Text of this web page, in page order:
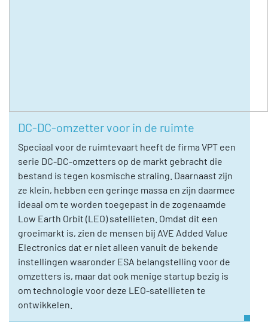
DC-DC-omzetter voor in de ruimte
Speciaal voor de ruimtevaart heeft de firma VPT een
serie DC-DC-omzetters op de markt gebracht die
bestand is tegen kosmische straling. Daarnaast zijn
ze klein, hebben een geringe massa en zijn daarmee
ideaal om te worden toegepast in de zogenaamde
Low Earth Orbit (LEO) satellieten. Omdat dit een
groeimarkt is, zien de mensen bij AVE Added Value
Electronics dat er niet alleen vanuit de bekende
instellingen waaronder ESA belangstelling voor de
omzetters is, maar dat ook menige startup bezig is
om technologie voor deze LEO-satellieten te
ontwikkelen.